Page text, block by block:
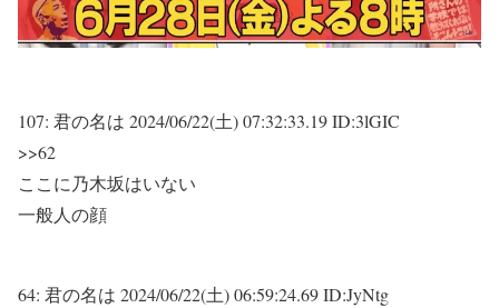
107: 君の名は 2024/06/22(土) 07:32:33.19 ID:3lGIC
>>62
ここに乃木坂はいない
一般人の顔
64: 君の名は 2024/06/22(土) 06:59:24.69 ID:JyNtg